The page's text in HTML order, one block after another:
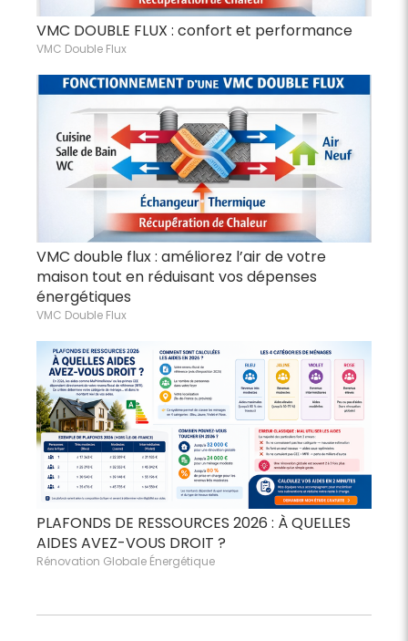
VMC DOUBLE FLUX : confort et performance
VMC Double Flux
VMC double flux : améliorez l’air de votre
maison tout en réduisant vos dépenses
énergétiques
VMC Double Flux
PLAFONDS DE RESSOURCES 2026 : À QUELLES
AIDES AVEZ-VOUS DROIT ?
Rénovation Globale Énergétique